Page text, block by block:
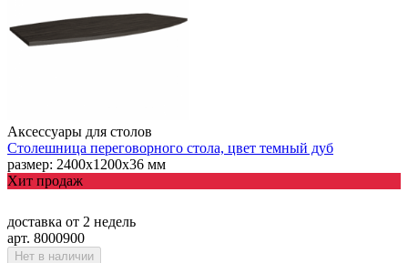
Аксессуары для столов
Столешница переговорного стола, цвет темный дуб
размер: 2400х1200х36 мм
Хит продаж
доставка от 2 недель
арт. 8000900
Нет в наличии